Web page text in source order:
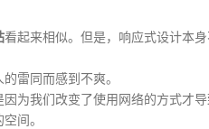
看起来相似。但是，响应式设计本
雷同而感到不爽。
为我们改变了使用网络的方式才
间。